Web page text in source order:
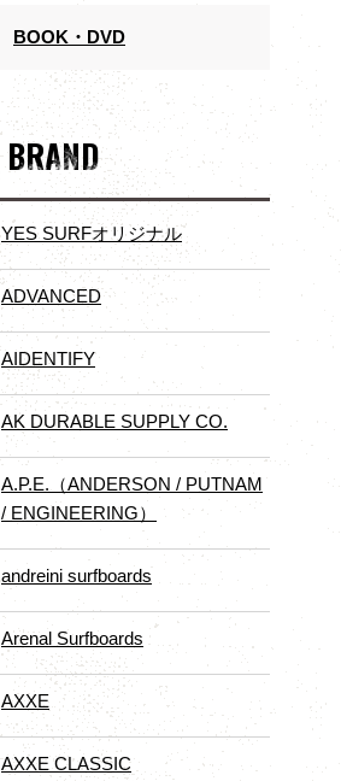
BOOK・DVD
BRAND
YES SURFオリジナル
ADVANCED
AIDENTIFY
AK DURABLE SUPPLY CO.
A.P.E.（ANDERSON / PUTNAM
/ ENGINEERING）
andreini surfboards
Arenal Surfboards
AXXE
AXXE CLASSIC